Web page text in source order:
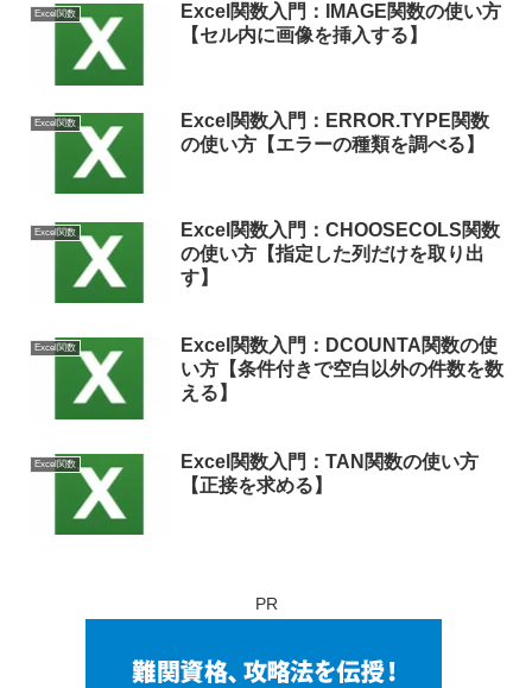
Excel関数
Excel関数入門：IMAGE関数の使い方
【セル内に画像を挿入する】
Excel関数
Excel関数入門：ERROR.TYPE関数
の使い方【エラーの種類を調べる】
Excel関数
Excel関数入門：CHOOSECOLS関数
の使い方【指定した列だけを取り出
す】
Excel関数
Excel関数入門：DCOUNTA関数の使
い方【条件付きで空白以外の件数を数
える】
Excel関数
Excel関数入門：TAN関数の使い方
【正接を求める】
PR